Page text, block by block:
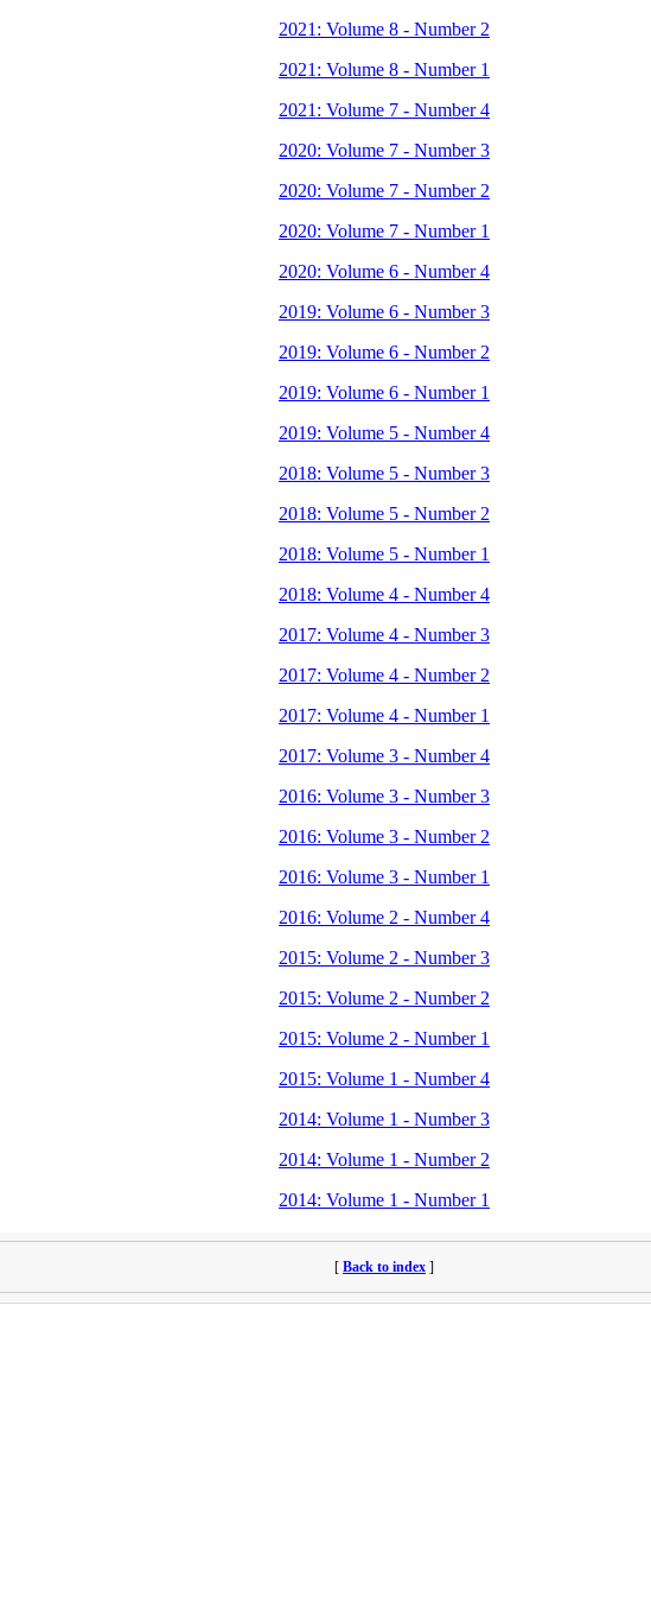
2021: Volume 8 - Number 2
2021: Volume 8 - Number 1
2021: Volume 7 - Number 4
2020: Volume 7 - Number 3
2020: Volume 7 - Number 2
2020: Volume 7 - Number 1
2020: Volume 6 - Number 4
2019: Volume 6 - Number 3
2019: Volume 6 - Number 2
2019: Volume 6 - Number 1
2019: Volume 5 - Number 4
2018: Volume 5 - Number 3
2018: Volume 5 - Number 2
2018: Volume 5 - Number 1
2018: Volume 4 - Number 4
2017: Volume 4 - Number 3
2017: Volume 4 - Number 2
2017: Volume 4 - Number 1
2017: Volume 3 - Number 4
2016: Volume 3 - Number 3
2016: Volume 3 - Number 2
2016: Volume 3 - Number 1
2016: Volume 2 - Number 4
2015: Volume 2 - Number 3
2015: Volume 2 - Number 2
2015: Volume 2 - Number 1
2015: Volume 1 - Number 4
2014: Volume 1 - Number 3
2014: Volume 1 - Number 2
2014: Volume 1 - Number 1
[ Back to index ]